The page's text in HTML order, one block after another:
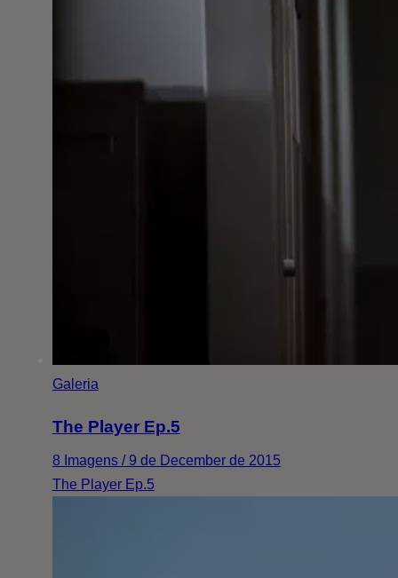
Galeria
The Player Ep.5
8 Imagens / 9 de December de 2015
The Player Ep.5